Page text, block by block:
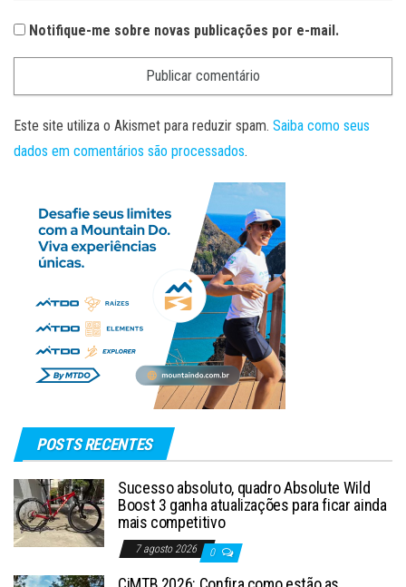
Notifique-me sobre novas publicações por e-mail.
Este site utiliza o Akismet para reduzir spam. Saiba como seus
dados em comentários são processados.
POSTS RECENTES
Sucesso absoluto, quadro Absolute Wild
Boost 3 ganha atualizações para ficar ainda
mais competitivo
7 agosto 2026 0